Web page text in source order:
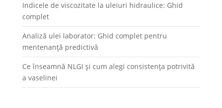
Indicele de viscozitate la uleiuri hidraulice: Ghid
complet
Analiză ulei laborator: Ghid complet pentru
mentenanță predictivă
Ce înseamnă NLGI și cum alegi consistența potrivită
a vaselinei